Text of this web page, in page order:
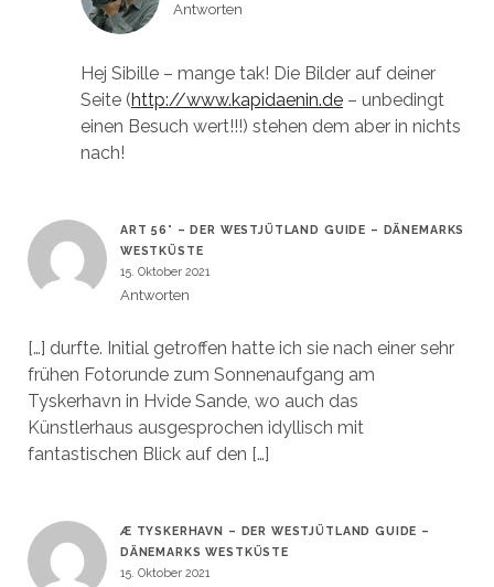
Antworten
Hej Sibille – mange tak! Die Bilder auf deiner
Seite (http://www.kapidaenin.de– unbedingt
einen Besuch wert!!!) stehen dem aber in nichts
nach!
ART 56° – DER WESTJÜTLAND GUIDE – DÄNEMARKS
WESTKÜSTE
15. Oktober 2021
Antworten
[…] durfte. Initial getroffen hatte ich sie nach einer sehr
frühen Fotorunde zum Sonnenaufgang am
Tyskerhavn in Hvide Sande, wo auch das
Künstlerhaus ausgesprochen idyllisch mit
fantastischen Blick auf den […]
Æ TYSKERHAVN – DER WESTJÜTLAND GUIDE –
DÄNEMARKS WESTKÜSTE
15. Oktober 2021